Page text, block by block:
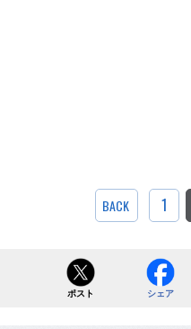
BACK 1
ポスト シェア